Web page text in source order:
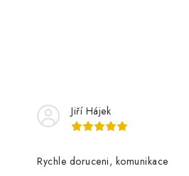
Jiří Hájek
Rychle doruceni, komunikace